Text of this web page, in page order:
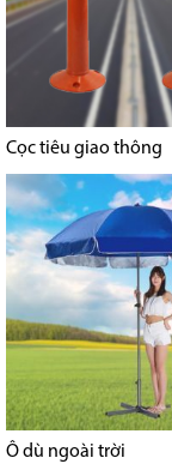
Cọc tiêu giao thông
Ô dù ngoài trời